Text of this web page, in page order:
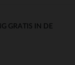
GRATIS IN DE